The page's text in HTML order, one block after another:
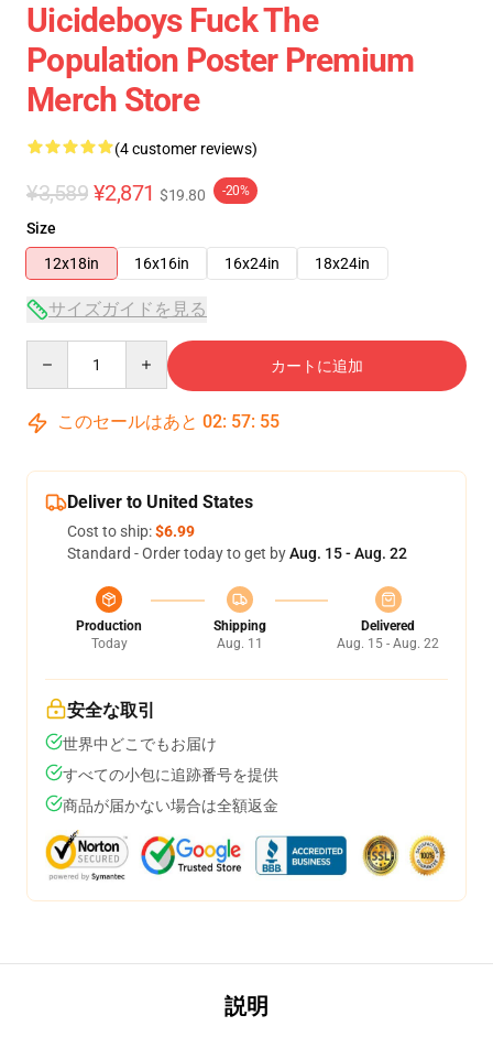
Uicideboys Fuck The
Population Poster Premium
Merch Store
(4 customer reviews)
¥3,589 ¥2,871 $19.80 -20%
Size
12x18in
16x16in 16x24in 18x24in
サイズガイドを見る
カートに追加
このセールはあと 02: 57: 54
Deliver to United States
Cost to ship:$6.99
Standard - Order today to get byAug. 15 - Aug. 22
Production
Today
Shipping
Aug. 11
Delivered
Aug. 15 - Aug. 22
安全な取引
世界中どこでもお届け
すべての小包に追跡番号を提供
商品が届かない場合は全額返金
説明